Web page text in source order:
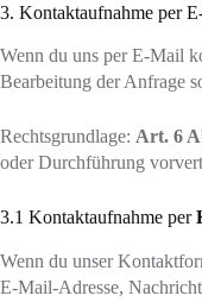
3. Kontaktaufnahme per
Wenn du uns per E-Mail
Bearbeitung der Anfrage
Rechtsgrundlage: Art. 6
oder Durchführung
3.1 Kontaktaufnahme per
Wenn du unser
E-Mail-Adresse,